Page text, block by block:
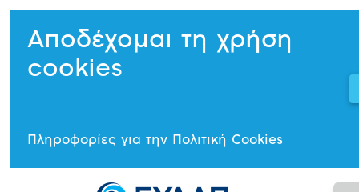
Αποδέχομαι τη χρήση
cookies
Πληροφορίες για την Πολιτική Cookies